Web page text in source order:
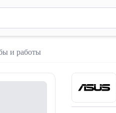
для поиска. Нажмите Enter
и работы